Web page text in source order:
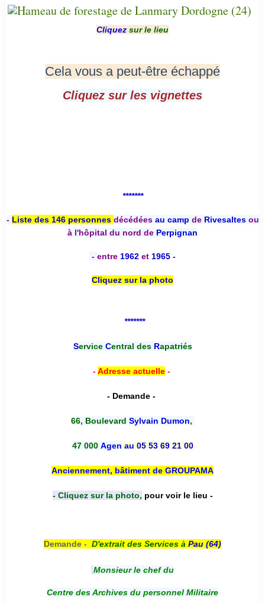
Cliquez sur le lieu
Cela vous a peut-être échappé
Cliquez sur les vignettes
*******
- Liste des 146 personnes décédées au camp deRivesaltesou
à l'hôpital du nord de Perpignan
- entre 1962 et 1965 -
Cliquez sur la photo
*******
Service Central desRapatriés
-Adresse actuelle-
- Demande -
66, Boulevard Sylvain Dumon,
47 000 Agen au 05 53 69 21 00
Anciennement, bâtiment de GROUPAMA
- Cliquez sur la photo, pour voir le lieu -
Demande - D'extrait des Services à Pau (64)
Monsieur le chef du
Centre des Archives du personnel Militaire